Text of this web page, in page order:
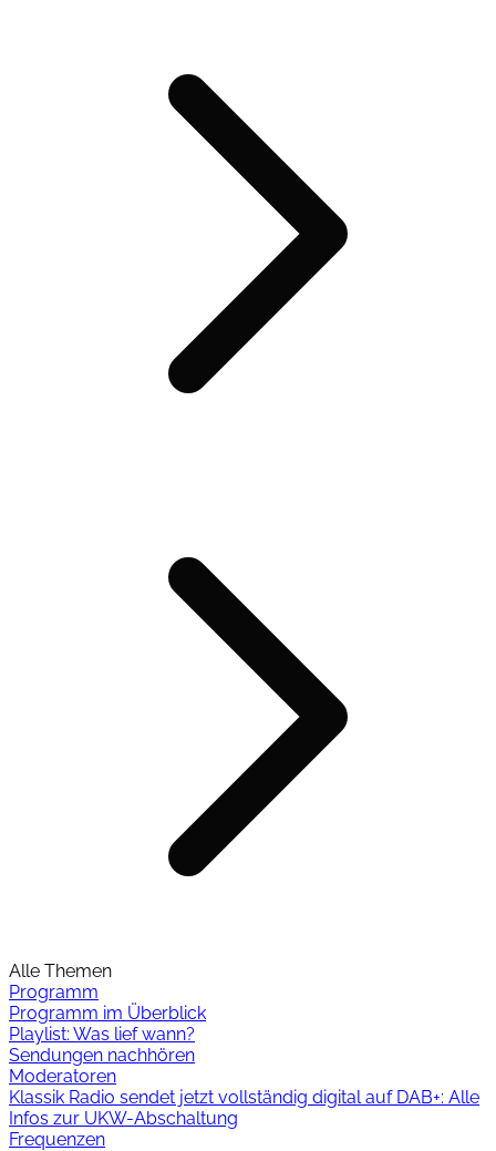
Alle Themen
Programm
Programm im Überblick
Playlist: Was lief wann?
Sendungen nachhören
Moderatoren
Klassik Radio sendet jetzt vollständig digital auf DAB+: Alle
Infos zur UKW-Abschaltung
Frequenzen